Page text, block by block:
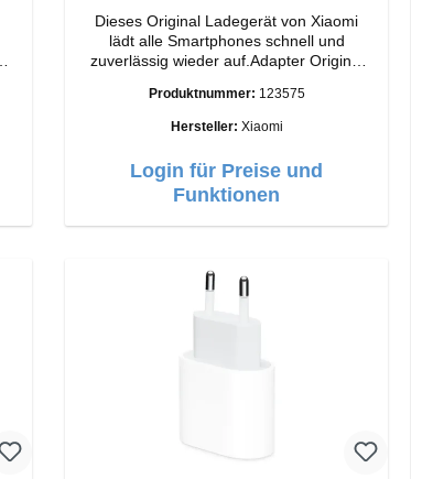
Dieses Original Ladegerät von Xiaomi
lädt alle Smartphones schnell und
zuverlässig wieder auf.Adapter Original
Anschlüsse: USB-A Output: 67W Farbe:
Produktnummer: 123575
Hersteller: Xiaomi
Login für Preise und
Funktionen